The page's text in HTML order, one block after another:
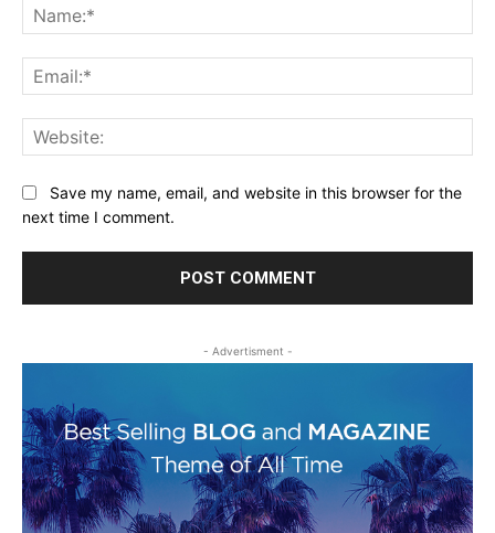
Save my name, email, and website in this browser for the
next time I comment.
- Advertisment -